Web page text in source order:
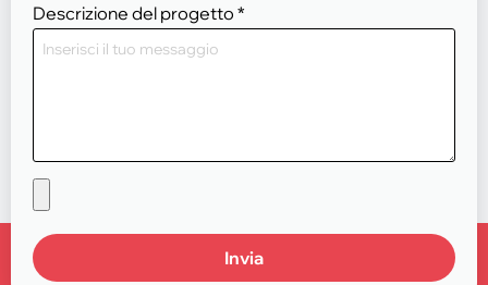
Descrizione del progetto *
Invia